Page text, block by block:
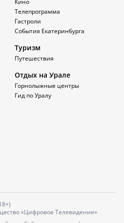
Кино
Телепрограмма
Гастроли
События Екатеринбурга
Туризм
Путешествия
Отдых на Урале
Горнолыжные центры
Гид по Уралу
«Цифровое Телевидение»